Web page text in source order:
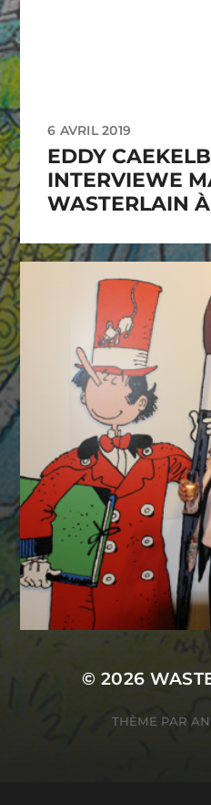
6 AVRIL 2019
EDDY
INTERVIEWE
WASTERLAIN
© 2026
THÈME PAR